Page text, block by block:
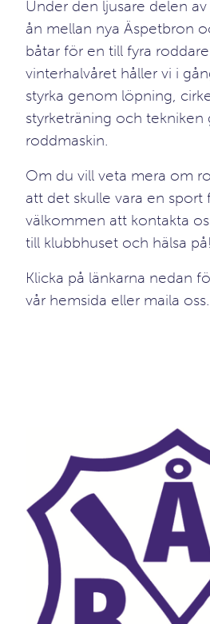
Under den ljusare delen
ån mellan nya Äspetbron
båtar för en till fyra
vinterhalvåret håller vi i
styrka genom löpning,
styrketräning och tekniken
roddmaskin.
Om du vill veta mera om
att det skulle vara en sport
välkommen att kontakta
till klubbhuset och hälsa på!
Klicka på länkarna nedan
vår hemsida eller maila oss.